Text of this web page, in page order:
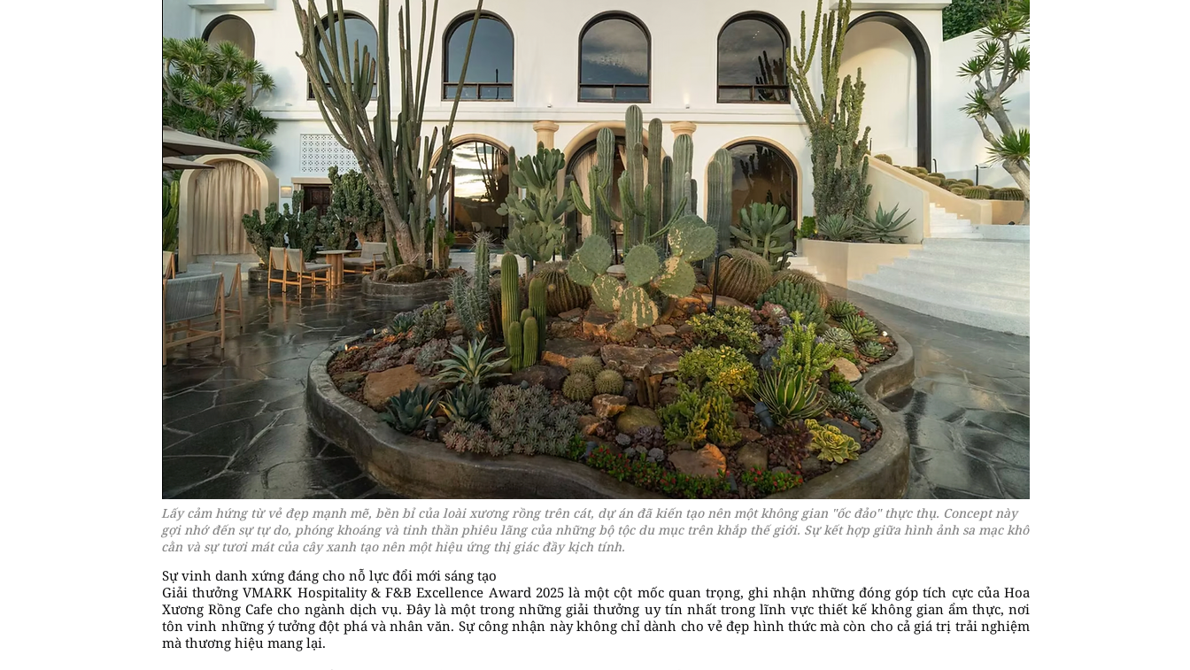
Lấy cảm hứng từ vẻ đẹp mạnh mẽ, bền bỉ của loài xương rồng trên cát, dự án đã kiến tạo nên một không gian "ốc đảo" thực thụ. Concept này
gợi nhớ đến sự tự do, phóng khoáng và tinh thần phiêu lãng của những bộ tộc du mục trên khắp thế giới. Sự kết hợp giữa hình ảnh sa mạc khô
cằn và sự tươi mát của cây xanh tạo nên một hiệu ứng thị giác đầy kịch tính.
Sự vinh danh xứng đáng cho nỗ lực đổi mới sáng tạo
Giải thưởng VMARK Hospitality & F&B Excellence Award 2025 là một cột mốc quan trọng, ghi nhận những đóng góp tích cực của Hoa
Xương Rồng Cafe cho ngành dịch vụ. Đây là một trong những giải thưởng uy tín nhất trong lĩnh vực thiết kế không gian ẩm thực, nơi
tôn vinh những ý tưởng đột phá và nhân văn. Sự công nhận này không chỉ dành cho vẻ đẹp hình thức mà còn cho cả giá trị trải nghiệm
mà thương hiệu mang lại.